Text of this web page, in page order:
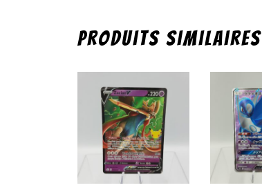
Produits similaires